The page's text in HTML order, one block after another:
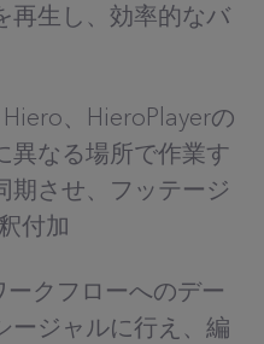
再生し、効率的なバ
、HieroPlayerの
異なる場所で作業す
期させ、フッテージ
付加
ークフローへのデー
ージャルに行え、編